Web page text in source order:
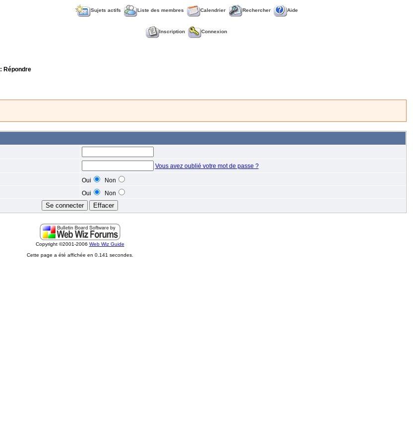
Sujets actifs Liste des membres Calendrier Rechercher Aide
Inscription Connexion
: Répondre
Vous avez oublié votre mot de passe ?
Oui
Non
Oui Non
Copyright ©2001-2006 Web Wiz Guide
Cette page a été affichée en 0.141 secondes.